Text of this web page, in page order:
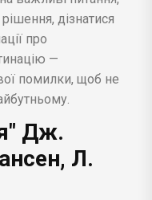
дізнатися
про
—
помилки, щоб не
Дж.
Л.